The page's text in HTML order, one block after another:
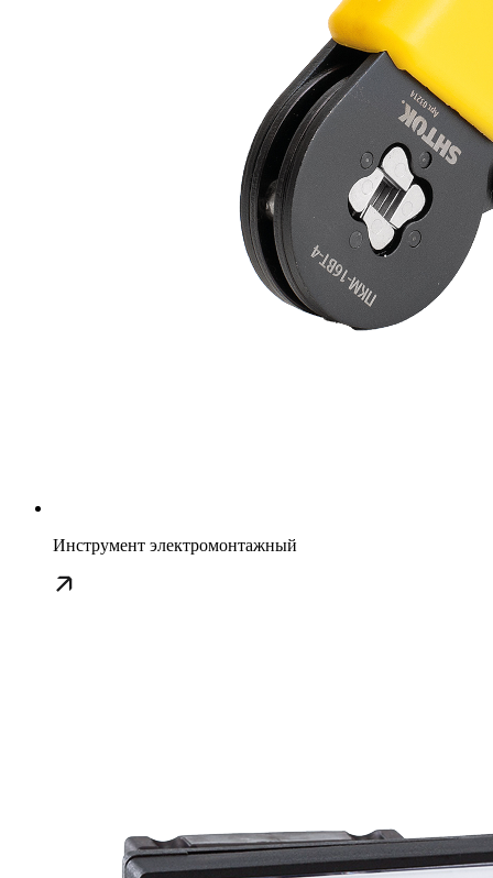
Инструмент электромонтажный